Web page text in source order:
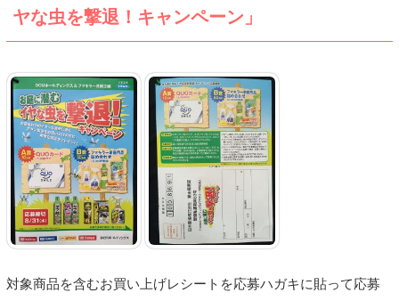
ヤな虫を撃退！キャンペーン」
対象商品を含むお買い上げレシートを応募ハガキに貼って応募